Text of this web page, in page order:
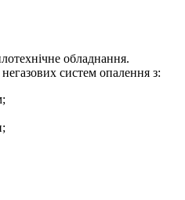
обладнання.
систем опалення з: